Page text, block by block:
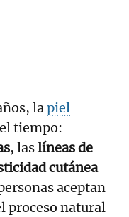
lapiel
tiempo:
, laslíneas de
cutánea
aceptan
proceso natural